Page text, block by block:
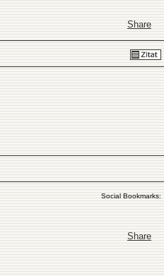
Share
Social Bookmarks:
Share